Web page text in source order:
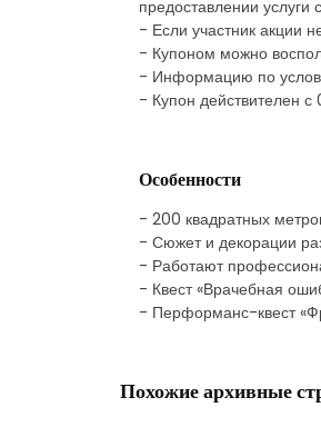
предоставлении услуги
- Если участник акции
- Купоном можно
- Информацию по
- Купон действителен с
Особенности
- 200 квадратных
- Сюжет и декорации
- Работают
- Квест «Врачебная
- Перформанс-квест
Похожие архивные